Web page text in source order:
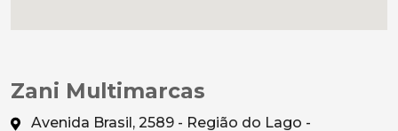
Zani Multimarcas
Avenida Brasil, 2589 - Região do Lago -